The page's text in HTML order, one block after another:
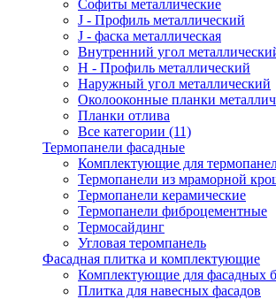
Cофиты металлические
J - Профиль металлический
J - фаска металлическая
Внутренний угол
Н - Профиль металлический
Наружный угол металлический
Околооконные планки
Планки отлива
Все категории (11)
Термопанели фасадные
Комплектующие для
Термопанели из мраморной
Термопанели керамические
Термопанели фиброцементные
Термосайдинг
Угловая теромпанель
Фасадная плитка и комплектующие
Комплектующие для фасадных
Плитка для навесных фасадов